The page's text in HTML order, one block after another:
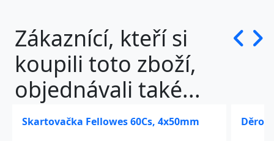
Zákaznící, kteří si
koupili toto zboží,
objednávali také...
Skartovačka Fellowes 60Cs, 4x50mm